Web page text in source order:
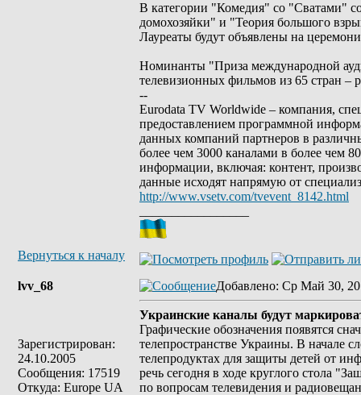
В категории "Комедия" со "Сватами"
домохозяйки" и "Теория большого
Лауреаты будут объявлены на
Номинанты "Приза международной
телевизионных фильмов из 65 стран –
--
Eurodata TV Worldwide – компания,
предоставлением программной
данных компаний партнеров в
более чем 3000 каналами в более чем
информации, включая: контент,
данные исходят напрямую от
http://www.vsetv.com/tvevent_8142.html
Вернуться к началу
lvv_68
Зарегистрирован:
24.10.2005
Сообщения: 17519
Откуда: Europe UA
Добавлено: Ср Май 30,
Украинские каналы будут
Графические обозначения появятся
телепространстве Украины. В начале
телепродуктах для защиты детей от
речь сегодня в ходе круглого стола
по вопросам телевидения и